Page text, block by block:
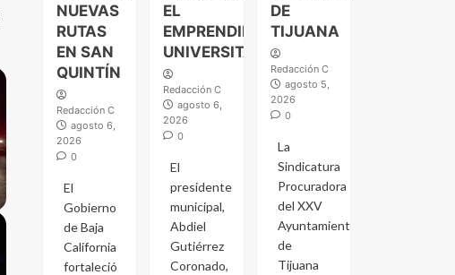
NUEVAS
RUTAS
EN SAN
QUINTÍN
Redacción C
agosto 6,
2026
0
El
Gobierno
de Baja
California
fortaleció
EL
EMPRENDIMIENTO
UNIVERSITARIO
Redacción C
agosto 6,
2026
0
El
presidente
municipal,
Abdiel
Gutiérrez
Coronado,
DE
TIJUANA
Redacción C
agosto 5,
2026
0
La
Sindicatura
Procuradora
del XXV
Ayuntamiento
de
Tijuana